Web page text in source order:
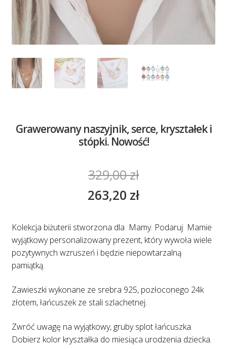
Grawerowany naszyjnik, serce, kryształek i
stópki. Nowość!
329,00zł
263,20 zł
Kolekcja biżuterii stworzona dla Mamy. Podaruj Mamie
wyjątkowy personalizowany prezent, który wywoła wiele
pozytywnych wzruszeń i będzie niepowtarzalną
pamiątką.
Zawieszki wykonane ze srebra 925, pozłoconego 24k
złotem, łańcuszek ze stali szlachetnej.
Zwróć uwagę na wyjątkowy, gruby splot łańcuszka.
Dobierz kolor kryształka do miesiąca urodzenia dziecka.